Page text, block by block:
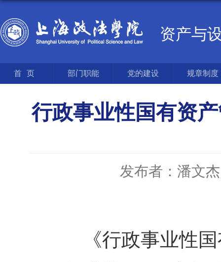
资产与
首页 部门职能 党的建设 规章制度
行政事业性国有资
发布者：潘文杰
《行政事业性国